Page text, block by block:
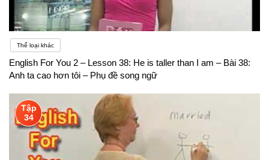
Thể loại khác
English For You 2 – Lesson 38: He is taller than I am – Bài 38:
Anh ta cao hơn tôi – Phụ đề song ngữ
Tập
34